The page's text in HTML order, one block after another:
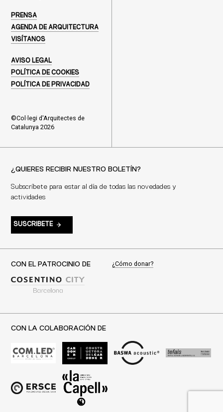
PRENSA
AGENDA DE ARQUITECTURA
VISÍTANOS
AVISO LEGAL
POLÍTICA DE COOKIES
POLÍTICA DE PRIVACIDAD
©Col·legi d'Arquitectes de
Catalunya 2026
¿QUIERES RECIBIR NUESTRO BOLETÍN?
Subscríbete para estar al día de todas las novedades y
actividades
SUSCRIBETE
CON EL PATROCINIO DE ¿Cómo donar?
CON LA COLABORACIÓN DE